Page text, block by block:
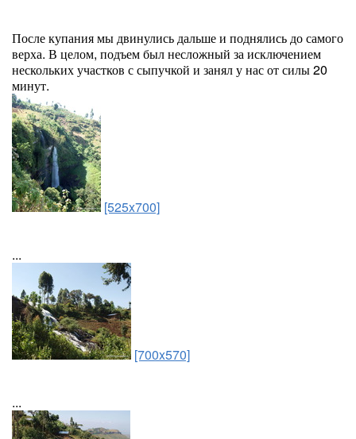
После купания мы двинулись дальше и поднялись до самого
верха. В целом, подъем был несложный за исключением
нескольких участков с сыпучкой и занял у нас от силы 20
минут.
[525x700]
...
[700x570]
...